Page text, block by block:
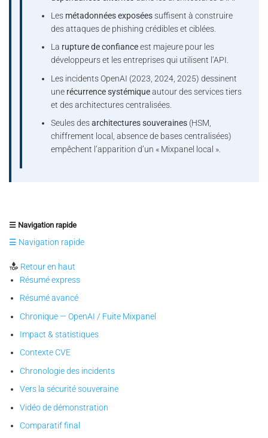
Les métadonnées exposéessuffisent à construire
des attaques de phishing crédibles et ciblées.
La rupture de confianceest majeure pour les
développeurs et les entreprises qui utilisent l’API.
Les incidents OpenAI (2023, 2024, 2025) dessinent
une récurrence systémiqueautour des services tiers
et des architectures centralisées.
Seules desarchitectures souveraines(HSM,
chiffrement local, absence de bases centralisées)
empêchent l’apparition d’un « Mixpanel local ».
☰ Navigation rapide
☰ Navigation rapide
Retour en haut
Résumé express
Résumé avancé
Chronique — OpenAI / Fuite Mixpanel
Impact & statistiques
Contexte CVE
Chronologie des incidents
Vers la sécurité souveraine
Vidéo de démonstration
Comparatif final